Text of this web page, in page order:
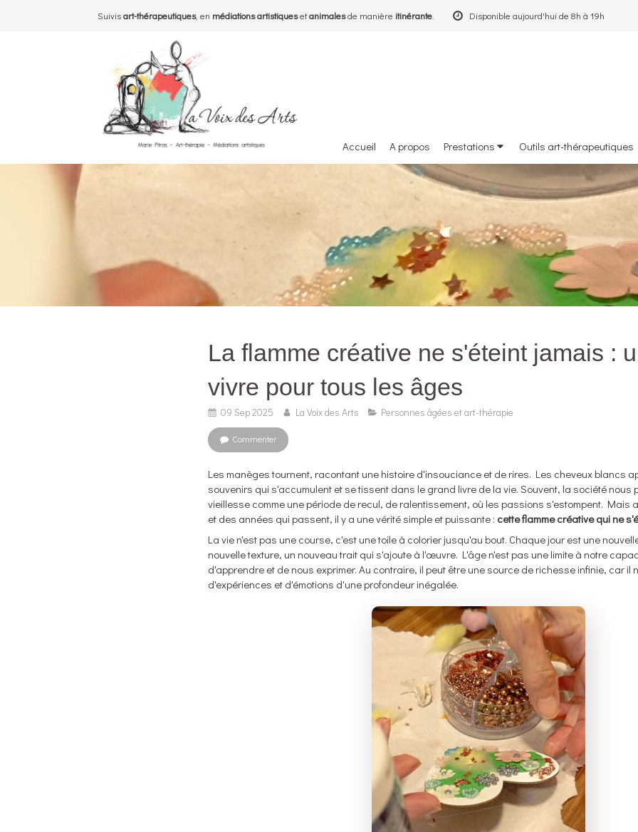
Suivisart-thérapeutiques, en médiations artistiquesetanimalesde manière itinérante Disponible aujourd'hui de 8h à 19h
Accueil A propos Prestations Outils art-thérapeutiques
La flamme créative ne s'éteint jamais :
vivre pour tous les âges
09 Sep 2025 La Voix des Arts Personnes âgées et art-thérapie
Commenter
Les manèges tournent, racontant une histoire d'insouciance et de rires. Les cheveux blancs
souvenirs qui s'accumulent et se tissent dans le grand livre de la vie. Souvent, la société nous
vieillesse comme une période de recul, de ralentissement, où les passions s'estompent. Mais
et des années qui passent, il y a une vérité simple et puissante : cette flamme créative qui ne
La vie n'est pas une course, c'est une toile à colorier jusqu'au bout. Chaque jour est une
nouvelle texture, un nouveau trait qui s'ajoute à l'œuvre. L'âge n'est pas une limite à notre
d'apprendre et de nous exprimer. Au contraire, il peut être une source de richesse infinie, car il
d'expériences et d'émotions d'une profondeur inégalée.